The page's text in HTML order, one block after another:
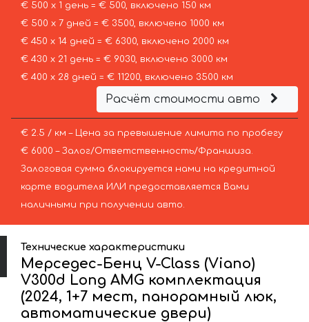
€ 500 х 1 день = € 500, включено 150 км
€ 500 х 7 дней = € 3500, включено 1000 км
€ 450 х 14 дней = € 6300, включено 2000 км
€ 430 х 21 день = € 9030, включено 3000 км
€ 400 х 28 дней = € 11200, включено 3500 км
Расчёт стоимости авто
€ 2.5 / км – Цена за превышение лимита по пробегу
€ 6000 – Залог/Ответственность/Франшиза.
Залоговая сумма блокируется нами на кредитной
карте водителя ИЛИ предоставляется Вами
наличными при получении авто.
Технические характеристики
Мерседес-Бенц V-Class (Viano)
V300d Long AMG комплектация
(2024, 1+7 мест, панорамный люк,
автоматические двери)